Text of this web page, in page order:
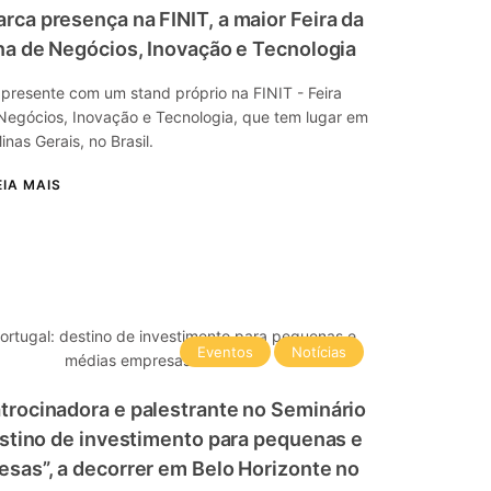
presença na FINIT, a maior Feira da
de Negócios, Inovação e Tecnologia
com um stand próprio na FINIT - Feira
Inovação e Tecnologia, que tem lugar em
Gerais, no Brasil.
Eventos Notícias
e palestrante no Seminário
de investimento para pequenas e
a decorrer em Belo Horizonte no